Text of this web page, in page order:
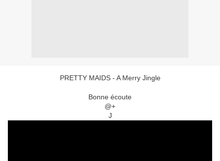
PRETTY MAIDS - A Merry Jingle
Bonne écoute
@+
J